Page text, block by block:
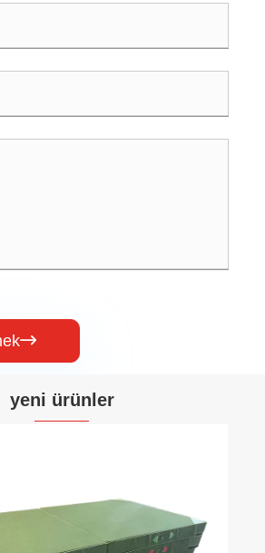

yeni ürünler